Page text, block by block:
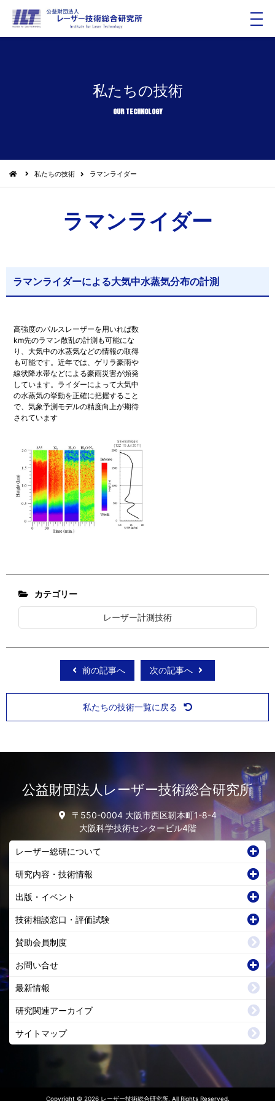
メ
ニ
ュ
私たちの技術
OUR TECHNOLOGY
私たちの技術 ラマンライダー
ラマンライダー
ラマンライダーによる大気中水蒸気分布の計測
高強度のパルスレーザーを用いれば数
km先のラマン散乱の計測も可能にな
り、大気中の水蒸気などの情報の取得
も可能です。近年では、ゲリラ豪雨や
線状降水帯などによる豪雨災害が頻発
しています。ライダーによって大気中
の水蒸気の挙動を正確に把握すること
で、気象予測モデルの精度向上が期待
されています
カテゴリー
レーザー計測技術
前の記事へ 次の記事へ
私たちの技術一覧に戻る
公益財団法人レーザー技術総合研究所
〒550-0004 大阪市西区靭本町1-8-4
大阪科学技術センタービル4階
レーザー総研について
研究内容・技術情報
出版・イベント
技術相談窓口・評価試験
賛助会員制度
お問い合せ
最新情報
研究関連アーカイブ
サイトマップ
Copyright © 2026 レーザー技術総合研究所. All Rights Reserved.